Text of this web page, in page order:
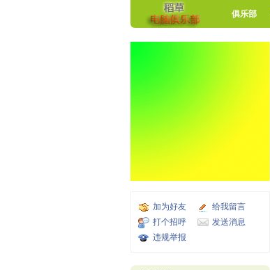
俱乐部
加为好友
给我留言
打个招呼
发送消息
违规举报